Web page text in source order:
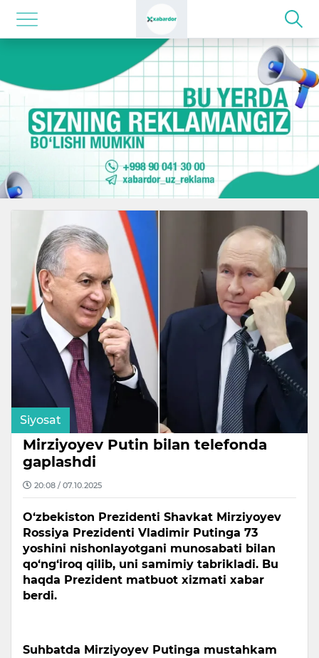
Siyosat
Mirziyoyev Putin bilan telefonda
gaplashdi
20:08 / 07.10.2025
O‘zbekiston Prezidenti Shavkat Mirziyoyev
Rossiya Prezidenti Vladimir Putinga 73
yoshini nishonlayotgani munosabati bilan
qo‘ng‘iroq qilib, uni samimiy tabrikladi. Bu
haqda Prezident matbuot xizmati xabar
berdi.
Suhbatda Mirziyoyev Putinga mustahkam